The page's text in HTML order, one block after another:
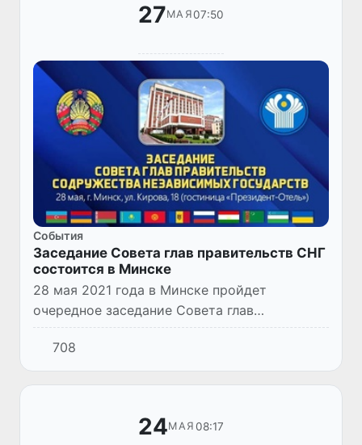
27МАЯ07:50
Cобытия
Заседание Совета глав правительств СНГ
состоится в Минске
28 мая 2021 года в Минске пройдет
очередное заседание Совета глав
правительств Содружества Независимых
Государств. Ожидается, что в узком
формате руководители делегаций
обменяются...
708
24МАЯ 08:17